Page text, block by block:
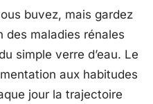
buvez, mais gardez
des maladies rénales
simple verre d’eau. Le
aux habitudes
jour la trajectoire